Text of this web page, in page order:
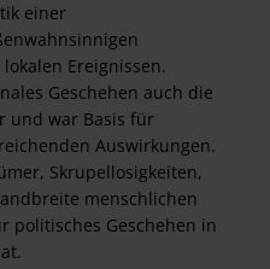
einer
Ereignissen.
Geschehen auch die
und war Basis für
Auswirkungen.
Skrupellosigkeiten,
menschlichen
politisches Geschehen in